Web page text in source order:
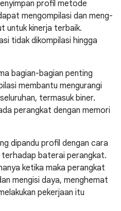
profil metode
mengompilasi dan meng-
untuk kinerja terbaik.
tidak dikompilasi hingga
bagian-bagian penting
membantu mengurangi
termasuk biner.
perangkat dengan memori
dipandu profil dengan cara
terhadap baterai perangkat.
ketika maka perangkat
mengisi daya, menghemat
pekerjaan itu